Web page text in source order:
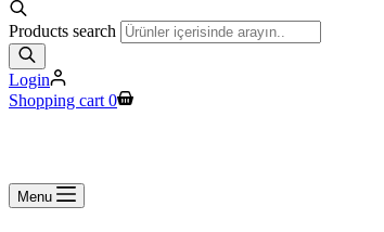
Products search
Login
Shopping cart 0
Menu